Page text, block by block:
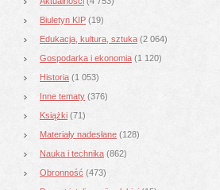
Biuletyn KIP (19)
Edukacja, kultura, sztuka (2 064)
Gospodarka i ekonomia (1 120)
Historia (1 053)
Inne tematy (376)
Książki (71)
Materiały nadesłane (128)
Nauka i technika (862)
Obronność (473)